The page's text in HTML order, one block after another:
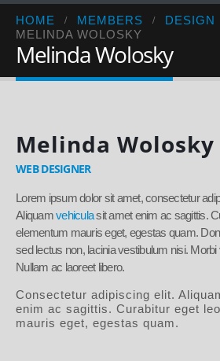
HOME MEMBERS
DESIGN
MELINDA WOLOSKY
Melinda Wolosky
Melinda Wolosky
WEB DESIGNER
Lorem ipsum dolor sit amet, consectetur
Aliquamvehiculasit amet enim ac sagittis.
elementum mauris eget, egestas quam.
sed lectus non, lacinia vestibulum nisi.
Nullam ac laoreet libero.
Consectetur adipiscing elit.
enim ac sagittis. Curabitur eget
mauris eget, egestas quam.